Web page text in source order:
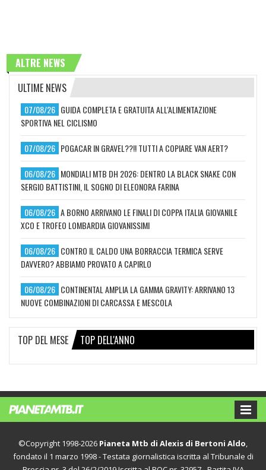
ALTRE NEWS
ULTIME NEWS
07/08/26 GUIDA COMPLETA E GRATUITA ALL'ALIMENTAZIONE
SPORTIVA NEL CICLISMO
07/08/26 POGACAR IN GRAVEL??!! TUTTI A COPIARE VAN AERT?
06/08/26 MONDIALI MTB DH 2026: DENTRO LA BLACK SNAKE CON
SERGIO BATTISTINI, IL SOGNO DI ELEONORA FARINA
06/08/26 A BORNO ARRIVANO LE FINALI DI COPPA ITALIA GIOVANILE
XCO E TROFEO LOMBARDIA GIOVANISSIMI
06/08/26 CONTRO IL CALDO UNA BORRACCIA TERMICA SERVE
DAVVERO? ABBIAMO PROVATO A CAPIRLO
06/08/26 CONTINENTAL AMPLIA LA GAMMA GRAVITY: ARRIVANO 13
NUOVE COMBINAZIONI DI CARCASSA E MESCOLA
TOP DEL MESE TOP DELL'ANNO
©Copyright 1998-2026 Pianeta Mtb di Alexis di Bertoni Aldo,
fondato il 1 marzo 1998 - Testata giornalistica iscritta al Tribunale di